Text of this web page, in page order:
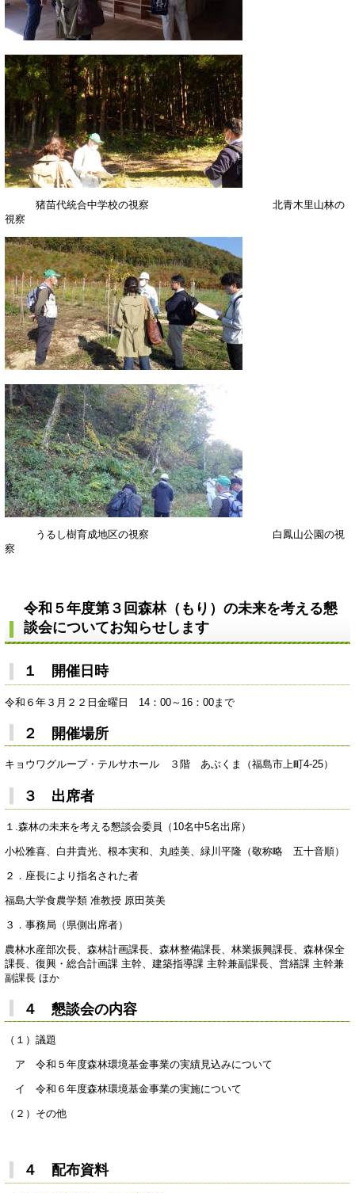
猪苗代統合中学校の視察 北青木里山林の
視察
うるし樹育成地区の視察 白鳳山公園の視
察
令和５年度第３回森林（もり）の未来を考える懇
談会についてお知らせします
１ 開催日時
令和６年３月２２日金曜日 14：00～16：00まで
２ 開催場所
キョウワグループ・テルサホール ３階 あぶくま（福島市上町4-25）
３ 出席者
１.森林の未来を考える懇談会委員（10名中5名出席）
小松雅喜、白井貴光、根本実和、丸睦美、緑川平隆（敬称略 五十音順）
２．座長により指名された者
福島大学食農学類 准教授 原田英美
３．事務局（県側出席者）
農林水産部次長、森林計画課長、森林整備課長、林業振興課長、森林保全
課長、復興・総合計画課 主幹、建築指導課 主幹兼副課長、営繕課 主幹兼
副課長 ほか
４ 懇談会の内容
（１）議題
ア 令和５年度森林環境基金事業の実績見込みについて
イ 令和６年度森林環境基金事業の実施について
（２）その他
４ 配布資料